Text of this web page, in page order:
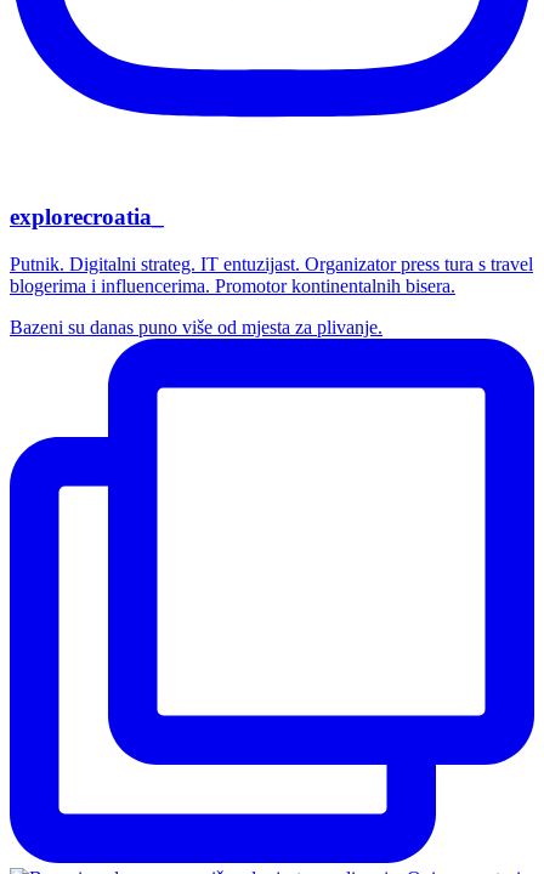
explorecroatia_
Putnik. Digitalni strateg. IT entuzijast. Organizator press tura s travel
blogerima i influencerima. Promotor kontinentalnih bisera.
Bazeni su danas puno više od mjesta za plivanje.